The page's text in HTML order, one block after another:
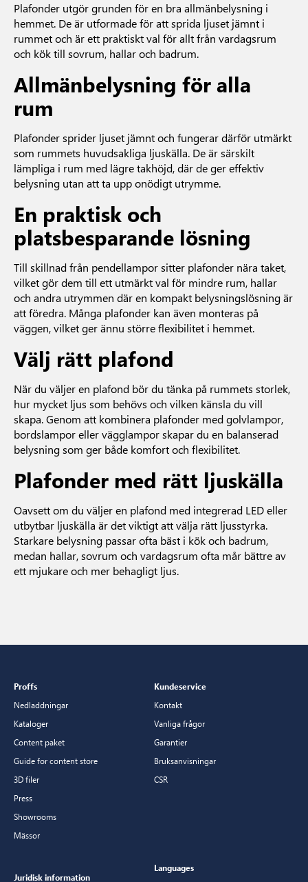
Plafonder utgör grunden för en bra allmänbelysning i
hemmet. De är utformade för att sprida ljuset jämnt i
rummet och är ett praktiskt val för allt från vardagsrum
och kök till sovrum, hallar och badrum.
Allmänbelysning för alla
rum
Plafonder sprider ljuset jämnt och fungerar därför utmärkt
som rummets huvudsakliga ljuskälla. De är särskilt
lämpliga i rum med lägre takhöjd, där de ger effektiv
belysning utan att ta upp onödigt utrymme.
En praktisk och
platsbesparande lösning
Till skillnad från pendellampor sitter plafonder nära taket,
vilket gör dem till ett utmärkt val för mindre rum, hallar
och andra utrymmen där en kompakt belysningslösning är
att föredra. Många plafonder kan även monteras på
väggen, vilket ger ännu större flexibilitet i hemmet.
Välj rätt plafond
När du väljer en plafond bör du tänka på rummets storlek,
hur mycket ljus som behövs och vilken känsla du vill
skapa. Genom att kombinera plafonder med golvlampor,
bordslampor eller vägglampor skapar du en balanserad
belysning som ger både komfort och flexibilitet.
Plafonder med rätt ljuskälla
Oavsett om du väljer en plafond med integrerad LED eller
utbytbar ljuskälla är det viktigt att välja rätt ljusstyrka.
Starkare belysning passar ofta bäst i kök och badrum,
medan hallar, sovrum och vardagsrum ofta mår bättre av
ett mjukare och mer behagligt ljus.
Proffs
Nedladdningar
Kataloger
Content paket
Guide for content store
3D filer
Press
Showrooms
Mässor
Kundeservice
Kontakt
Vanliga frågor
Garantier
Bruksanvisningar
CSR
Juridisk information
Languages